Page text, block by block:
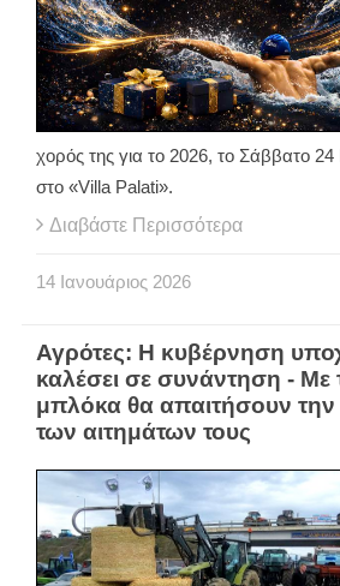
χορός της για το 2026, το Σάββατο 24
στο «Villa Palati».
Διαβάστε Περισσότερα
14 Ιανουάριος 2026
Αγρότες: Η κυβέρνηση
καλέσει σε συνάντηση - Με
μπλόκα θα απαιτήσουν την
των αιτημάτων τους